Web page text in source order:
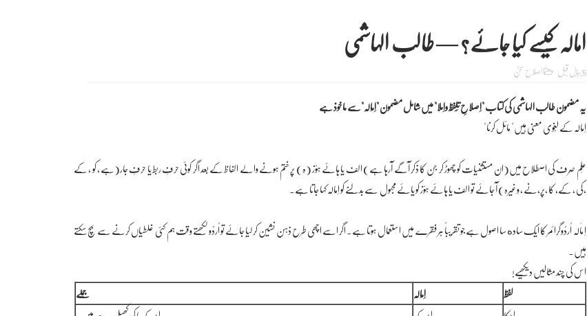
امالہ کیسے کیا جائے؟ — طالب الہاشمی
5 سال قبل اصلاح سخن
یہ مضمون طالب الہاشمی کی کتاب "اِصلاحِ تَلَفُّظ واِملا" میں شامل مضمون "اِمَالَہ"سے ماخوذ ہے
اِمَالَہ کے لُغوی معنی ہیں" مائل کرنا"
عِلم صَرف کی اصطلاح میں(ان مستثنیات کو چھوڑ کر جن کا ذکر آگے آرہا ہے) الف یا ہائے ہوّز (ہ) پر ختم ہونے والے الفاظ کے بعد اگر کوئی حرفِ ربط یا حرفِ جار(ہے ، کو ، کے
،کی ، کے، کا ،پر،نے ، وغیرہ) آ جائے تو الف یا ہائے ہوّز کو یائے مجہول سے بدلنے کو اِمَالَہ کہا جاتا ہے۔
اِ ماَلَہ اُردُوگرائمر کا ایک ساده سا اصول ہےجو تقریباً ہر فقرے میں استعمال ہوتا ہے۔ اگر اسے اچھی طرح ذہن نشین کر لیا جائے تو اُردُو لکھتے وقت ہم کئی غلطیاں کرنے سے بچ سکتے
ہیں۔
اس کی چند مثالیں دیکھیے!
لفظ
اِمَالَہ
جملے